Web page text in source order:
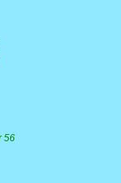
56